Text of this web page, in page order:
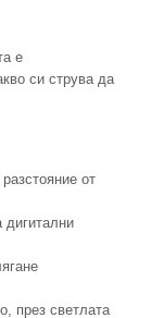
е
си струва да
от
през светлата